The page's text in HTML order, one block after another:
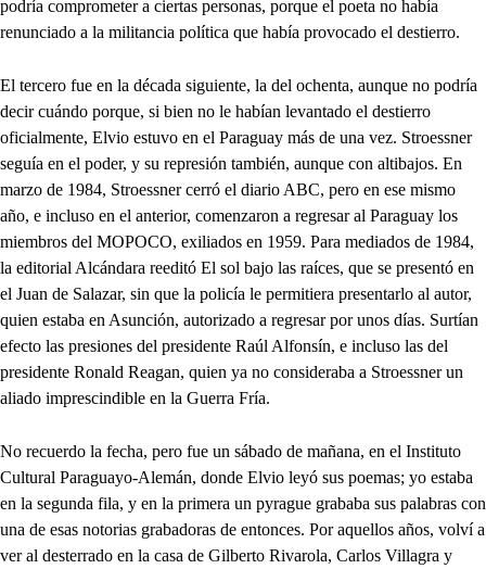
podría comprometer a ciertas personas, porque el poeta no había
renunciado a la militancia política que había provocado el destierro.
El tercero fue en la década siguiente, la del ochenta, aunque no podría
decir cuándo porque, si bien no le habían levantado el destierro
oficialmente, Elvio estuvo en el Paraguay más de una vez. Stroessner
seguía en el poder, y su represión también, aunque con altibajos. En
marzo de 1984, Stroessner cerró el diario ABC, pero en ese mismo
año, e incluso en el anterior, comenzaron a regresar al Paraguay los
miembros del MOPOCO, exiliados en 1959. Para mediados de 1984,
la editorial Alcándara reeditó El sol bajo las raíces, que se presentó en
el Juan de Salazar, sin que la policía le permitiera presentarlo al autor,
quien estaba en Asunción, autorizado a regresar por unos días. Surtían
efecto las presiones del presidente Raúl Alfonsín, e incluso las del
presidente Ronald Reagan, quien ya no consideraba a Stroessner un
aliado imprescindible en la Guerra Fría.
No recuerdo la fecha, pero fue un sábado de mañana, en el Instituto
Cultural Paraguayo-Alemán, donde Elvio leyó sus poemas; yo estaba
en la segunda fila, y en la primera un pyrague grababa sus palabras con
una de esas notorias grabadoras de entonces. Por aquellos años, volví a
ver al desterrado en la casa de Gilberto Rivarola, Carlos Villagra y